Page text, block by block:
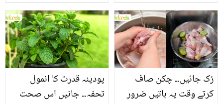
منرلز اور اینٹی آکسیڈنٹس
سے بھرپور اس سبزی کے
فائدے
بنانے کے چند قدرتی طریقے
پودینہ قدرت کا انمول
تحفہ۔۔ جانیں اس صحت
رُک جائیں۔۔ چکن صاف
کرتے وقت یہ باتیں ضرور